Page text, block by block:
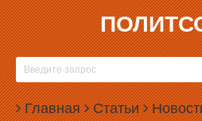
Главная Статьи
07.12.2018, 17:51
ПУТИН УТВЕРДИЛ
РОССИЙСКОЙ НАЦИИ
Президент РФ Владимир Путин
дано официальное определение